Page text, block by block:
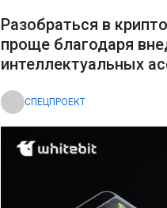
Разобраться в
проще благодаря
интеллектуальных
СПЕЦПРОЕКТ